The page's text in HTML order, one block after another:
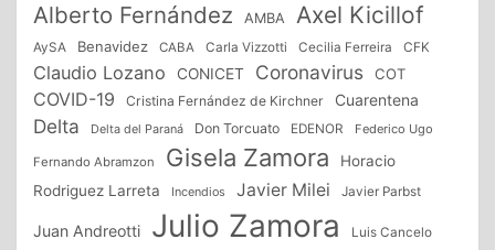
Alberto Fernández AMBA Axel Kicillof
AySA Benavidez CABA Carla Vizzotti Cecilia Ferreira CFK
Claudio Lozano CONICET Coronavirus COT
COVID-19 Cristina Fernández de Kirchner Cuarentena
Delta Delta del Paraná Don Torcuato EDENOR Federico Ugo
Fernando Abramzon Gisela Zamora
Horacio
Rodriguez Larreta
Incendios Javier Milei Javier Parbst
Juan Andreotti Julio Zamora Luis Cancelo